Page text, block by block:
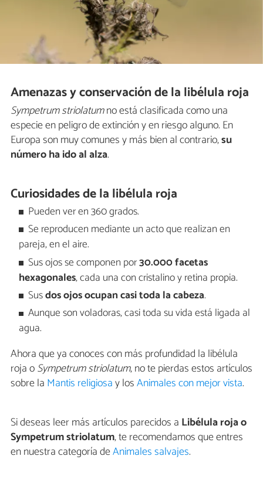
Amenazas y conservación de la libélula roja
Sympetrum striolatumno está clasificada como una
especie en peligro de extinción y en riesgo alguno. En
Europa son muy comunes y más bien al contrario,su
número ha ido al alza.
Curiosidades de la libélula roja
Pueden ver en 360 grados.
Se reproducen mediante un acto que realizan en
pareja, en el aire.
Sus ojos se componen por30.000 facetas
hexagonales, cada una con cristalino y retina propia.
Susdos ojos ocupan casi toda la cabeza.
Aunque son voladoras, casi toda su vida está ligada al
agua.
Ahora que ya conoces con más profundidad la libélula
roja oSympetrum striolatum, no te pierdas estos artículos
sobre la Mantis religiosay losAnimales con mejor vista.
Si deseas leer más artículos parecidos a Libélula roja o
Sympetrum striolatum, te recomendamos que entres
en nuestra categoría deAnimales salvajes.